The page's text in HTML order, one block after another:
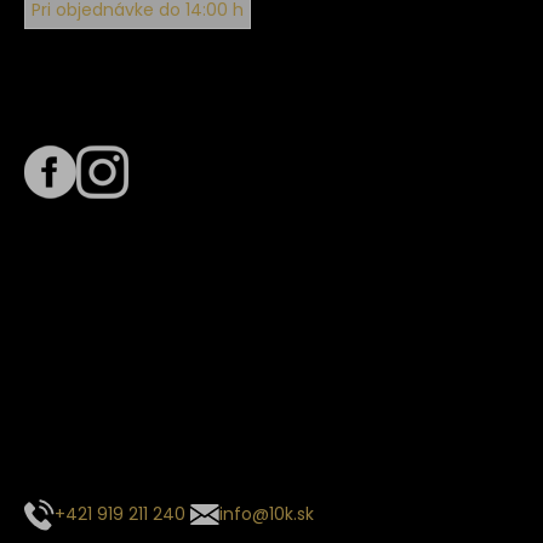
Pri objednávke do 14:00 h
+421 919 211 240 info@10k.sk